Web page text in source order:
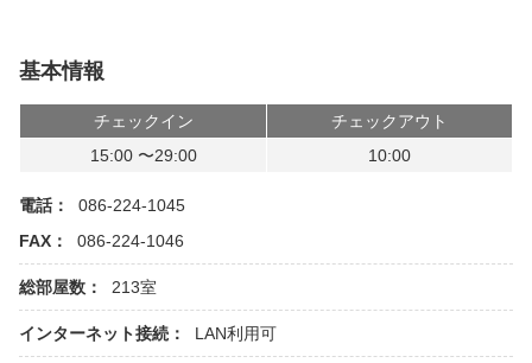
基本情報
チェックイン
チェックアウト
15:00 〜29:00
10:00
電話：
086-224-1045
FAX：
086-224-1046
総部屋数： 213室
インターネット接続： LAN利用可